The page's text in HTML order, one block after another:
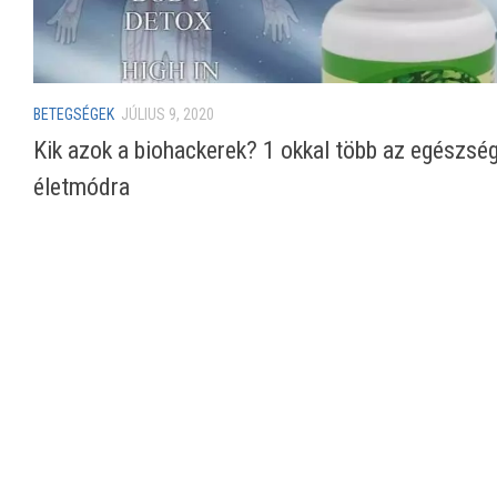
BETEGSÉGEK JÚLIUS 9, 2020
Kik azok a biohackerek? 1 okkal több az
életmódra